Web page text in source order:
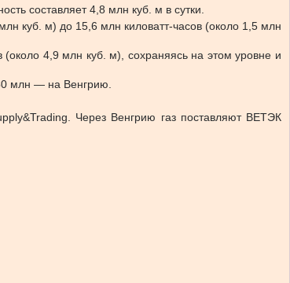
составляет 4,8 млн куб. м в сутки.
куб. м) до 15,6 млн киловатт-часов (около 1,5 млн
4,9 млн куб. м), сохраняясь на этом уровне и
млн — на Венгрию.
Через Венгрию газ поставляют ВЕТЭК